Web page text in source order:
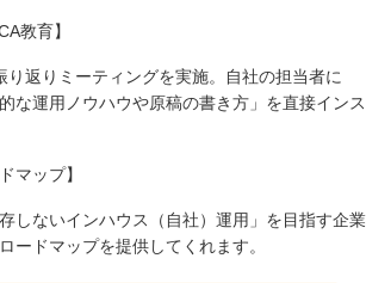
教育】
り返りミーティングを実施。自社の担当者に
な運用ノウハウや原稿の書き方」を直接インス
マップ】
しないインハウス（自社）運用」を目指す企業
ードマップを提供してくれます。